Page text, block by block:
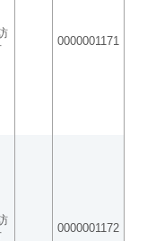
0000001171
0000001172